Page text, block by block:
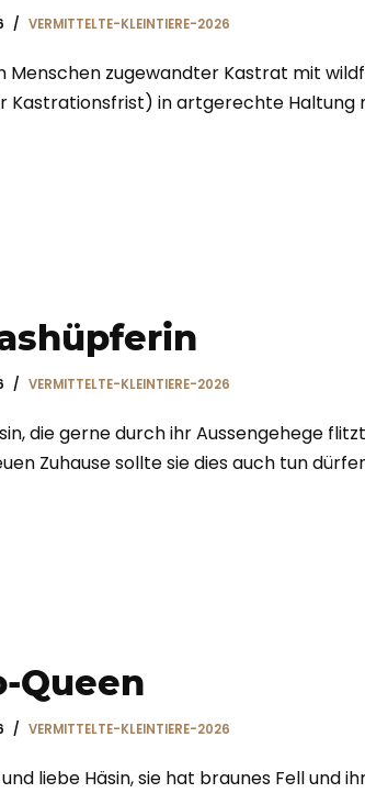
VERMITTELTE-KLEINTIERE-2026
Menschen zugewandter Kastrat mit
Kastrationsfrist) in artgerechte Haltung
VERMITTELTE-KLEINTIERE-2026
die gerne durch ihr Aussengehege
Zuhause sollte sie dies auch tun
Queen
VERMITTELTE-KLEINTIERE-2026
liebe Häsin, sie hat braunes Fell und